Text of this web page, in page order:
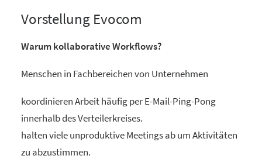
Vorstellung Evocom
Warum kollaborative Workflows?
Menschen in Fachbereichen von Unternehmen
koordinieren Arbeit häufig per E-Mail-Ping-Pong
innerhalb des Verteilerkreises.
halten viele unproduktive Meetings ab um Aktivitäten
zu abzustimmen.